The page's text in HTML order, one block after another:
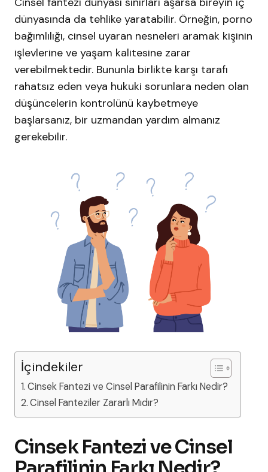
dünyasında da tehlike yaratabilir. Örneğin, porno
bağımlılığı, cinsel uyaran nesneleri aramak kişinin
işlevlerine ve yaşam kalitesine zarar
verebilmektedir. Bununla birlikte karşı tarafı
rahatsız eden veya hukuki sorunlara neden olan
düşüncelerin kontrolünü kaybetmeye
başlarsanız, bir uzmandan yardım almanız
gerekebilir.
İçindekiler
Cinsek Fantezi ve Cinsel Parafilinin Farkı Nedir?
Cinsel Fanteziler Zararlı Mıdır?
Cinsek Fantezi ve Cinsel